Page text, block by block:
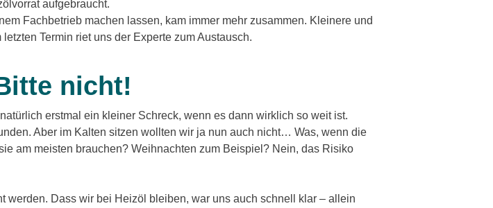
aufgebraucht.
Fachbetrieb machen lassen, kam immer mehr zusammen. Kleinere und
Termin riet uns der Experte zum Austausch.
nicht!
erstmal ein kleiner Schreck, wenn es dann wirklich so weit ist.
Aber im Kalten sitzen wollten wir ja nun auch nicht… Was, wenn die
am meisten brauchen? Weihnachten zum Beispiel? Nein, das Risiko
Dass wir bei Heizöl bleiben, war uns auch schnell klar – allein